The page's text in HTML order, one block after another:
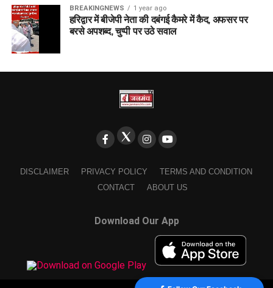
BREAKINGNEWS 1 year ago
हरिद्वार में बीजेपी नेता की दबंगई कैमरे में कैद, अफसर पर
बरसे अपशब्द, चुप्पी पर उठे सवाल
DISCLAIMER PRIVACY POLICY
TERMS AND CONDITION
CONTACT
ABOUT US
Download Our App